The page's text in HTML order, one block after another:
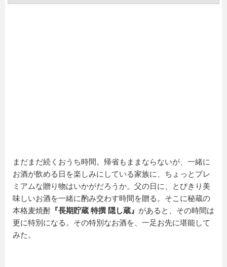
まだまだ続くおうち時間。帰省もままならないが、一緒に
お酒が飲める日を楽しみにしている家族に、ちょっとプレ
ミアムな贈り物はいかがだろうか。父の日に、とびきり美
味しいお酒を一緒に酌み交わす時間を贈る。そこに秘蔵の
本格麦焼酎 『長期貯蔵 特撰 隠し蔵』 があると、その時間は
更に特別になる。その特別なお酒を、一足お先に堪能して
みた。